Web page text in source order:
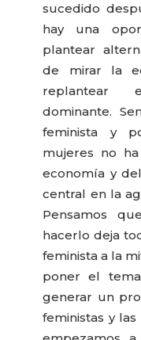
sucedido
hay una
plantear
de mirar la
replantear
dominante.
feminista y
mujeres no
economía y
central en la
Pensamos
hacerlo deja
feminista a la
poner el
generar un
feministas y